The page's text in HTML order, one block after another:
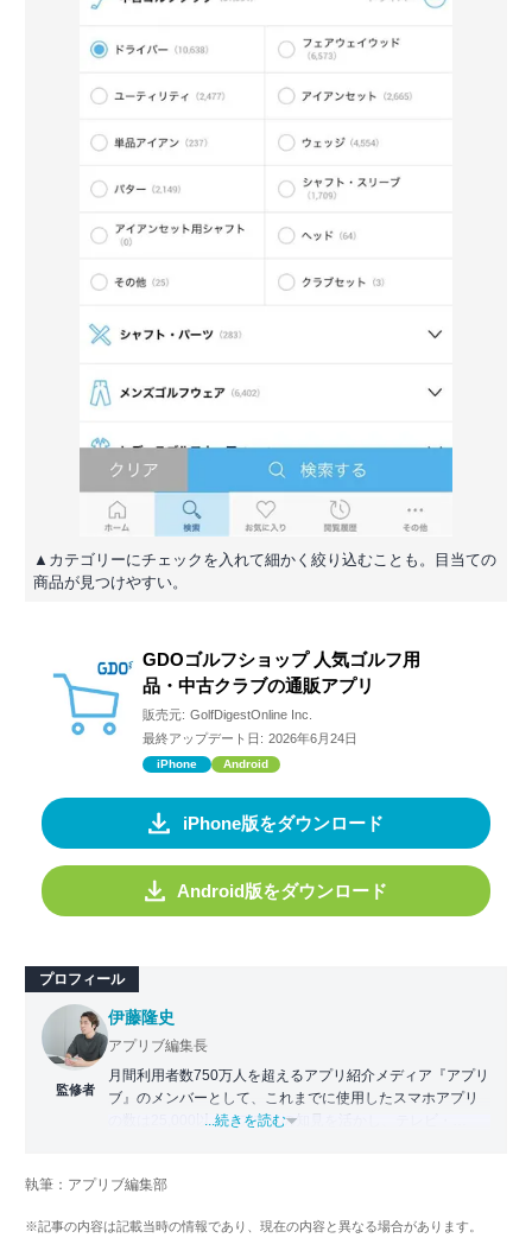
▲カテゴリーにチェックを入れて細かく絞り込むことも。目当ての
商品が見つけやすい。
GDOゴルフショップ 人気ゴルフ用
品・中古クラブの通販アプリ
販売元: GolfDigestOnline Inc.
最終アップデート日: 2026年6月24日
iPhone Android
iPhone版をダウンロード
Android版をダウンロード
プロフィール
監修者
伊藤隆史
アプリブ編集長
月間利用者数750万人を超えるアプリ紹介メディア『アプリ
ブ』のメンバーとして、これまでに使用したスマホアプリ
の数は25,000以上。アプリの知見を活かし、テレビ・
化アプリの紹介）、TBS『サタプラ』（スマホライフが変
スマホアプリ）他
...続きを読む
執筆：アプリブ編集部
※記事の内容は記載当時の情報であり、現在の内容と異なる場合があります。